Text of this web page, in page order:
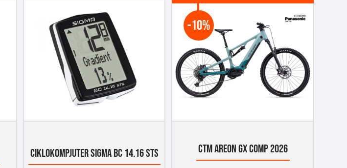
CIKLOKOMPJUTER SIGMA BC 14.16 STS
-10%
CTM AREON GX COMP 2026